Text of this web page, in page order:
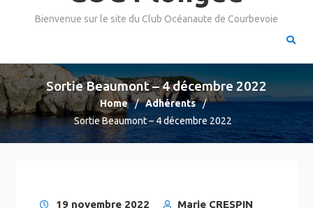
Bienvenue sur le site du Club Océanaute de Courbevoie
Sortie Beaumont – 4 décembre 2022
Home
Adhérents
Sortie Beaumont – 4 décembre 2022
19 novembre 2022 Marie CRESPIN